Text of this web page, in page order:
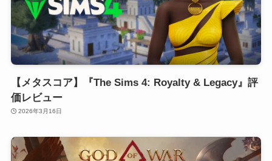
【メタスコア】『The Sims 4: Royalty & Legacy』評
価レビュー
2026年3月16日